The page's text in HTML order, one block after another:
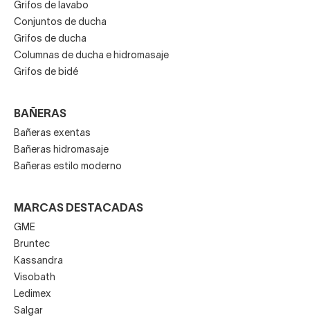
Grifos de lavabo
Conjuntos de ducha
Grifos de ducha
Columnas de ducha e hidromasaje
Grifos de bidé
BAÑERAS
Bañeras exentas
Bañeras hidromasaje
Bañeras estilo moderno
MARCAS DESTACADAS
GME
Bruntec
Kassandra
Visobath
Ledimex
Salgar